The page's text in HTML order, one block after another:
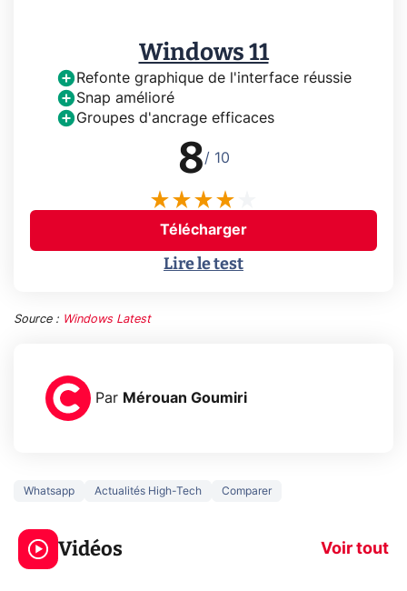
Windows 11
Refonte graphique de l'interface réussie
Snap amélioré
Groupes d'ancrage efficaces
8/ 10
Télécharger
Lire le test
Source : Windows Latest
Par Mérouan Goumiri
Whatsapp Actualités High-Tech Comparer
Vidéos Voir tout
5 générations de
jeux dans la
prochaine Xbox !
navigation